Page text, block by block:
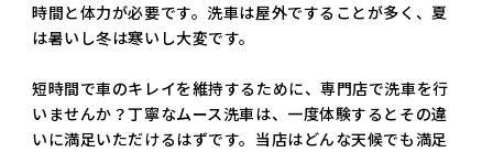
時間と体力が必要です。洗車は屋外ですることが多く、夏
は暑いし冬は寒いし大変です。
短時間で車のキレイを維持するために、専門店で洗車を行
いませんか？丁寧なムース洗車は、一度体験するとその違
いに満足いただけるはずです。当店はどんな天候でも満足